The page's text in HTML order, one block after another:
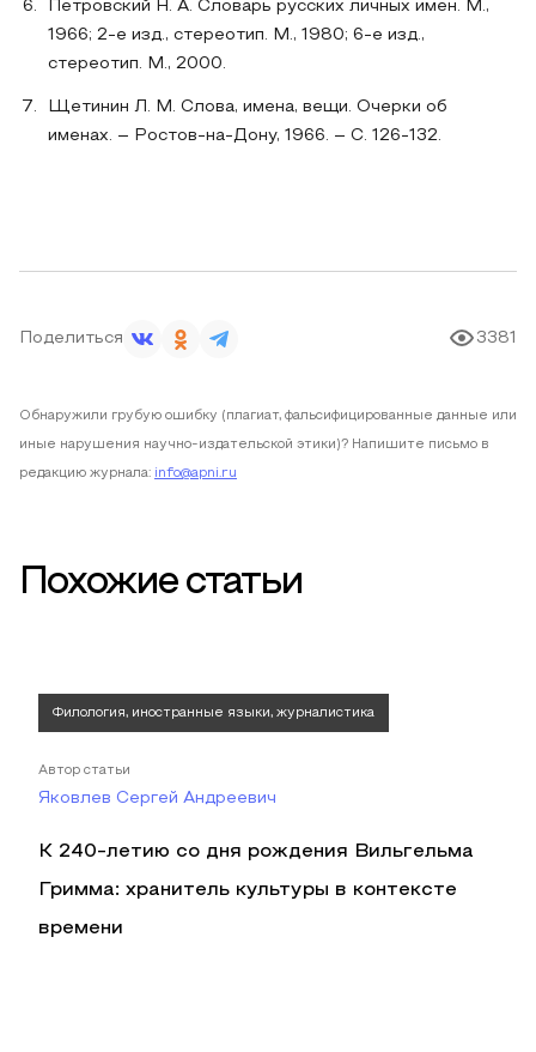
Петровский Н. А. Словарь русских личных имен. М.,
1966; 2-е изд., стереотип. М., 1980; 6-е изд.,
стереотип. М., 2000.
Щетинин Л. М. Слова, имена, вещи. Очерки об
именах. – Ростов-на-Дону, 1966. – С. 126-132.
Поделиться 3381
Обнаружили грубую ошибку (плагиат, фальсифицированные данные или
иные нарушения научно-издательской этики)? Напишите письмо в
редакцию журнала: info@apni.ru
Похожие статьи
Филология, иностранные языки, журналистика
Автор статьи
Яковлев Сергей Андреевич
К 240-летию со дня рождения Вильгельма
Гримма: хранитель культуры в контексте
времени